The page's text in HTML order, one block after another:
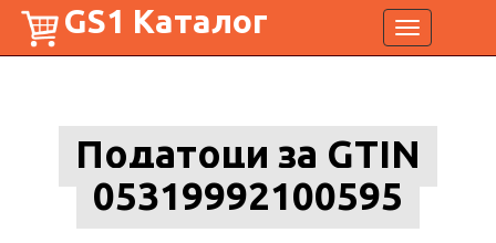
Toggle
navigation
GS1 Каталог
Податоци за GTIN
05319992100595